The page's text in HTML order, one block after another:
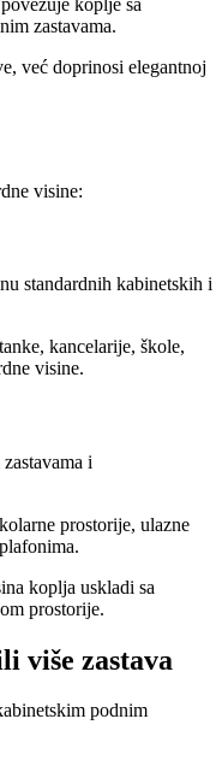
koplje sa
zastavama.
već doprinosi elegantnoj
visine:
standardnih kabinetskih i
kancelarije, škole,
visine.
i
prostorije, ulazne
koplja uskladi sa
prostorije.
više zastava
podnim